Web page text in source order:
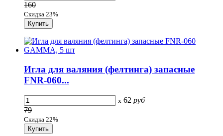
160
Скидка 23%
Игла для валяния (фелтинга) запасные
FNR-060...
x 62 руб
79
Скидка 22%